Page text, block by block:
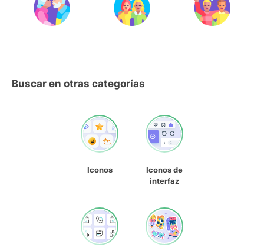
Buscar en otras categorías
Iconos
Iconos de
interfaz